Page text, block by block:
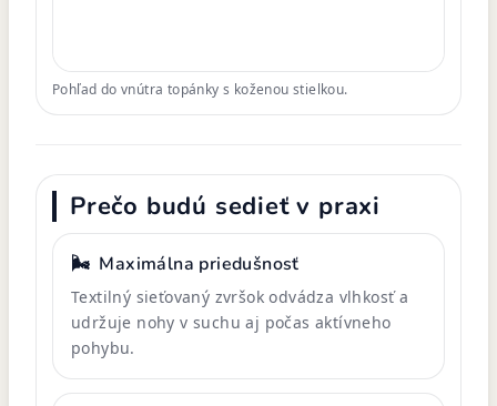
Pohľad do vnútra topánky s koženou stielkou.
Prečo budú sedieť v praxi
🌬️ Maximálna priedušnosť
Textilný sieťovaný zvršok odvádza vlhkosť a
udržuje nohy v suchu aj počas aktívneho
pohybu.